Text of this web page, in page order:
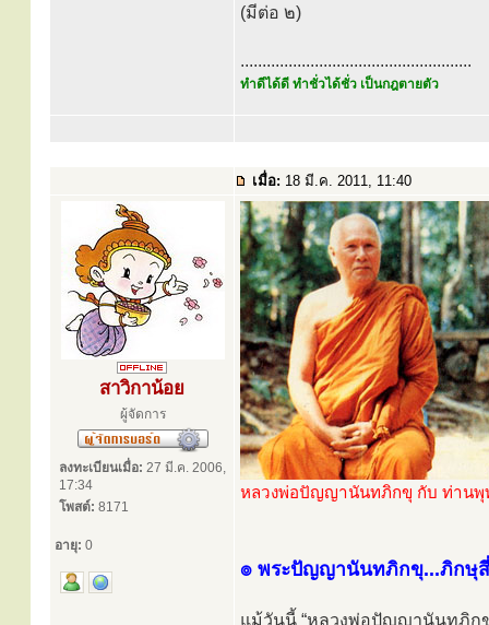
(มีต่อ ๒)
.....................................................
ทำดีได้ดี ทำชั่วได้ชั่ว เป็นกฎตายตัว
เมื่อ: 18 มี.ค. 2011, 11:40
สาวิกาน้อย
ผู้จัดการ
ลงทะเบียนเมื่อ: 27 มี.ค. 2006,
17:34
โพสต์: 8171
อายุ: 0
หลวงพ่อปัญญานันทภิกขุ กับ ท่านพุ
๏ พระปัญญานันทภิกขุ...ภิกษุ
แม้วันนี้ “หลวงพ่อปัญญานันทภิกขุ